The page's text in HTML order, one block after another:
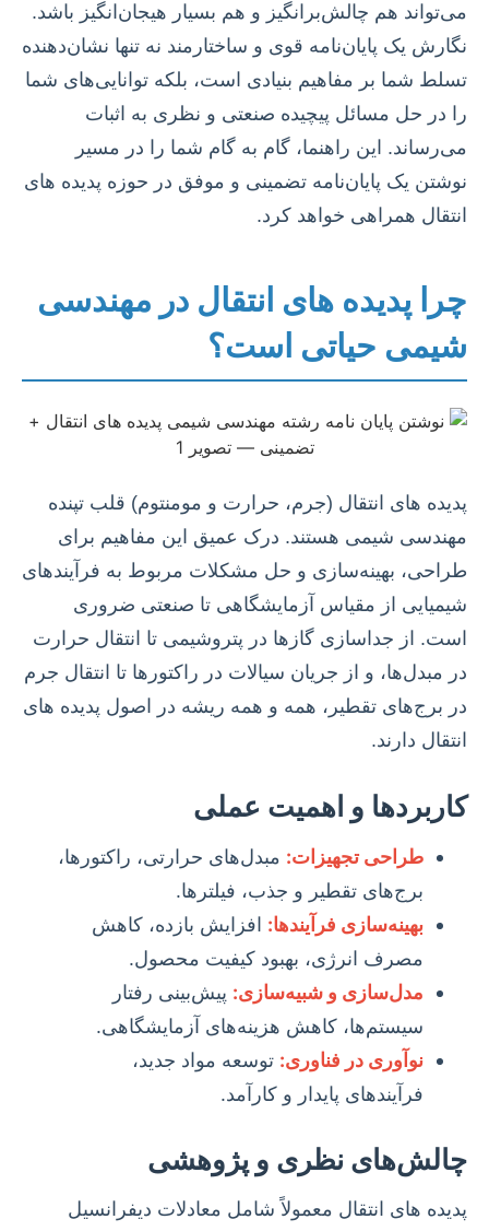
می‌تواند هم چالش‌برانگیز و هم بسیار هیجان‌انگیز باشد.
نگارش یک پایان‌نامه قوی و ساختارمند نه تنها نشان‌دهنده
تسلط شما بر مفاهیم بنیادی است، بلکه توانایی‌های شما
را در حل مسائل پیچیده صنعتی و نظری به اثبات
می‌رساند. این راهنما، گام به گام شما را در مسیر
نوشتن یک پایان‌نامه تضمینی و موفق در حوزه پدیده های
انتقال همراهی خواهد کرد.
چرا پدیده های انتقال در مهندسی
شیمی حیاتی است؟
پدیده های انتقال (جرم، حرارت و مومنتوم) قلب تپنده
مهندسی شیمی هستند. درک عمیق این مفاهیم برای
طراحی، بهینه‌سازی و حل مشکلات مربوط به فرآیندهای
شیمیایی از مقیاس آزمایشگاهی تا صنعتی ضروری
است. از جداسازی گازها در پتروشیمی تا انتقال حرارت
در مبدل‌ها، و از جریان سیالات در راکتورها تا انتقال جرم
در برج‌های تقطیر، همه و همه ریشه در اصول پدیده های
انتقال دارند.
کاربردها و اهمیت عملی
طراحی تجهیزات: مبدل‌های حرارتی، راکتورها،
برج‌های تقطیر و جذب، فیلترها.
بهینه‌سازی فرآیندها: افزایش بازده، کاهش
مصرف انرژی، بهبود کیفیت محصول.
مدل‌سازی و شبیه‌سازی: پیش‌بینی رفتار
سیستم‌ها، کاهش هزینه‌های آزمایشگاهی.
نوآوری در فناوری: توسعه مواد جدید،
فرآیندهای پایدار و کارآمد.
چالش‌های نظری و پژوهشی
پدیده های انتقال معمولاً شامل معادلات دیفرانسیل